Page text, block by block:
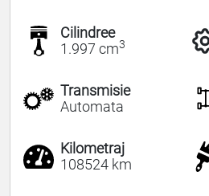
Cilindree
1.997 cm3
Transmisie
Automata
Kilometraj
108524 km